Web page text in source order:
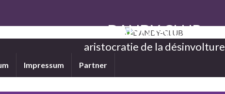
DANDY-CLUB
aristocratie de la désinvolture
Impressum Partner